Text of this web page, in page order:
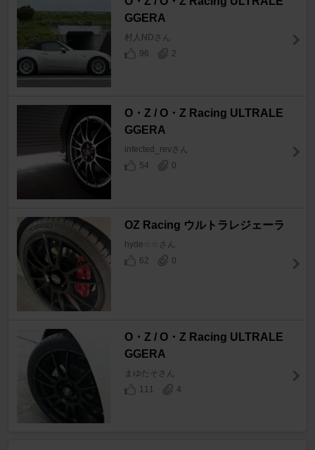
GGERA
村人NDさん
96
2
O・Z / O・Z Racing ULTRALE
GGERA
infected_revさん
54
0
OZ Racing ウルトラレジェーラ
hyde☆☆さん
62
0
O・Z / O・Z Racing ULTRALE
GGERA
まゆたそさん
111
4